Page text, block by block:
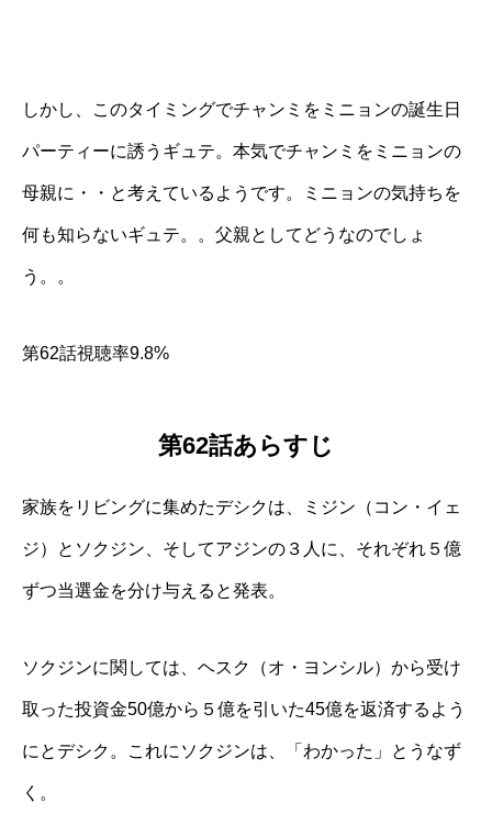
しかし、このタイミングでチャンミをミニョンの誕生日
パーティーに誘うギュテ。本気でチャンミをミニョンの
母親に・・と考えているようです。ミニョンの気持ちを
何も知らないギュテ。。父親としてどうなのでしょ
う。。
第62話視聴率9.8%
第62話あらすじ
家族をリビングに集めたデシクは、ミジン（コン・イェ
ジ）とソクジン、そしてアジンの３人に、それぞれ５億
ずつ当選金を分け与えると発表。
ソクジンに関しては、ヘスク（オ・ヨンシル）から受け
取った投資金50億から５億を引いた45億を返済するよう
にとデシク。これにソクジンは、「わかった」とうなず
く。